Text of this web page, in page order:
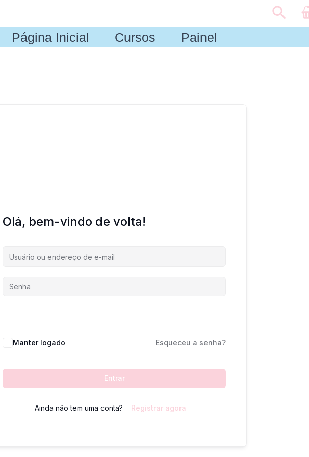
Página Inicial Cursos Painel
Olá, bem-vindo de volta!
Manter logado Esqueceu a senha?
Entrar
Ainda não tem uma conta? Registrar agora